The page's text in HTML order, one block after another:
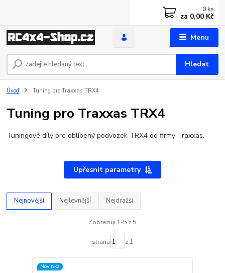
Menu
Hledat
0 ks
za 0,00 Kč
Úvod Tuning pro Traxxas TRX4
Tuning pro Traxxas TRX4
Tuningové díly pro oblíbený podvozek TRX4 od firmy Traxxas.
Upřesnit parametry
Nejnovější Nejlevnější Nejdražší
Zobrazuji 1-5 z 5
strana z 1
Novinka